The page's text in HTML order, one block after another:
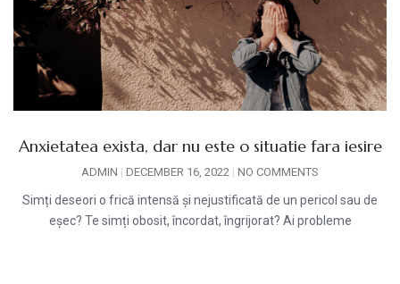
Anxietatea exista, dar nu este o situatie fara iesire
ADMIN DECEMBER 16, 2022 NO COMMENTS
Simți deseori o frică intensă și nejustificată de un pericol sau de
eșec? Te simți obosit, încordat, îngrijorat? Ai probleme